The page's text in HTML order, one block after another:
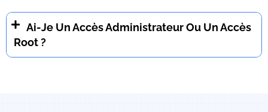
Ai-Je Un Accès Administrateur Ou Un Accès
Root ?